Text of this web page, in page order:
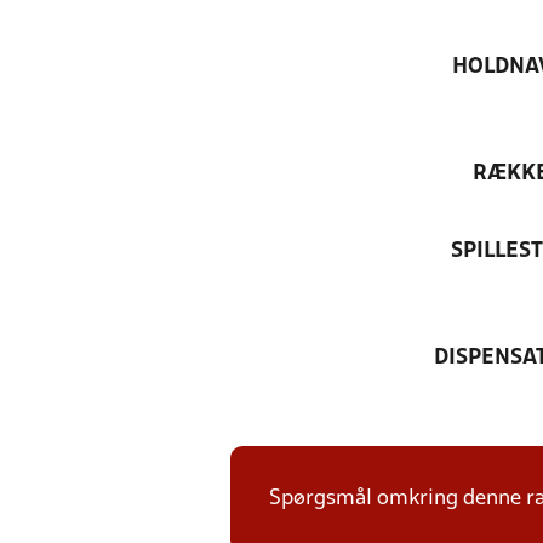
Spørgsmål omkring denne